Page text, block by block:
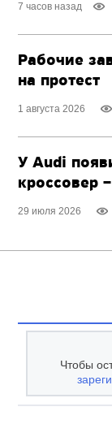
7 часов назад
Рабочие
на протест
1 августа 2026
У Audi
кроссовер
29 июля 2026
Чтобы